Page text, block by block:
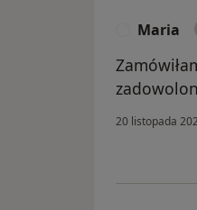
Maria
20 listopada